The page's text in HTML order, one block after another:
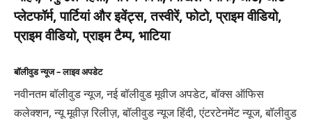
प्लेटफॉर्म, पार्टियां और इवेंट्स, तस्वीरें, फोटो, प्राइम वीडियो,
प्राइम वीडियो, प्राइम टैम्प, भाटिया
बॉलीवुड न्यूज – लाइव अपडेट
नवीनतम बॉलीवुड न्यूज, नई बॉलीवुड मूवीज अपडेट, बॉक्स ऑफिस
कलेक्शन, न्यू मूवीज़ रिलीज़, बॉलीवुड न्यूज हिंदी, एंटरटेनमेंट न्यूज, बॉलीवुड